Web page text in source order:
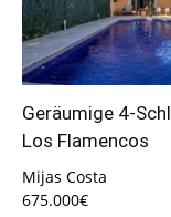
Geräumige 4-
Los Flamencos
Mijas Costa
675.000€